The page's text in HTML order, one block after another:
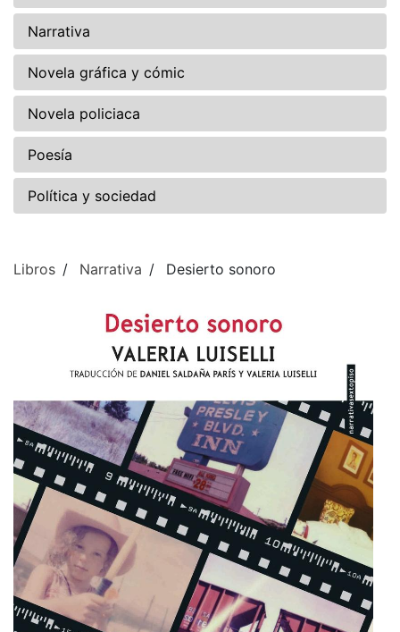
Narrativa
Novela gráfica y cómic
Novela policiaca
Poesía
Política y sociedad
Libros Narrativa Desierto sonoro